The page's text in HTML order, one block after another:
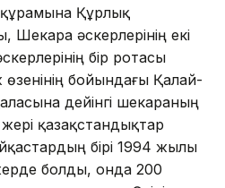
Құрлық
Шекара әскерлерінің екі
бір ротасы
бойындағы Қалай-
дейінгі шекараның
қазақстандықтар
бірі 1994 жылы
болды, онда 200